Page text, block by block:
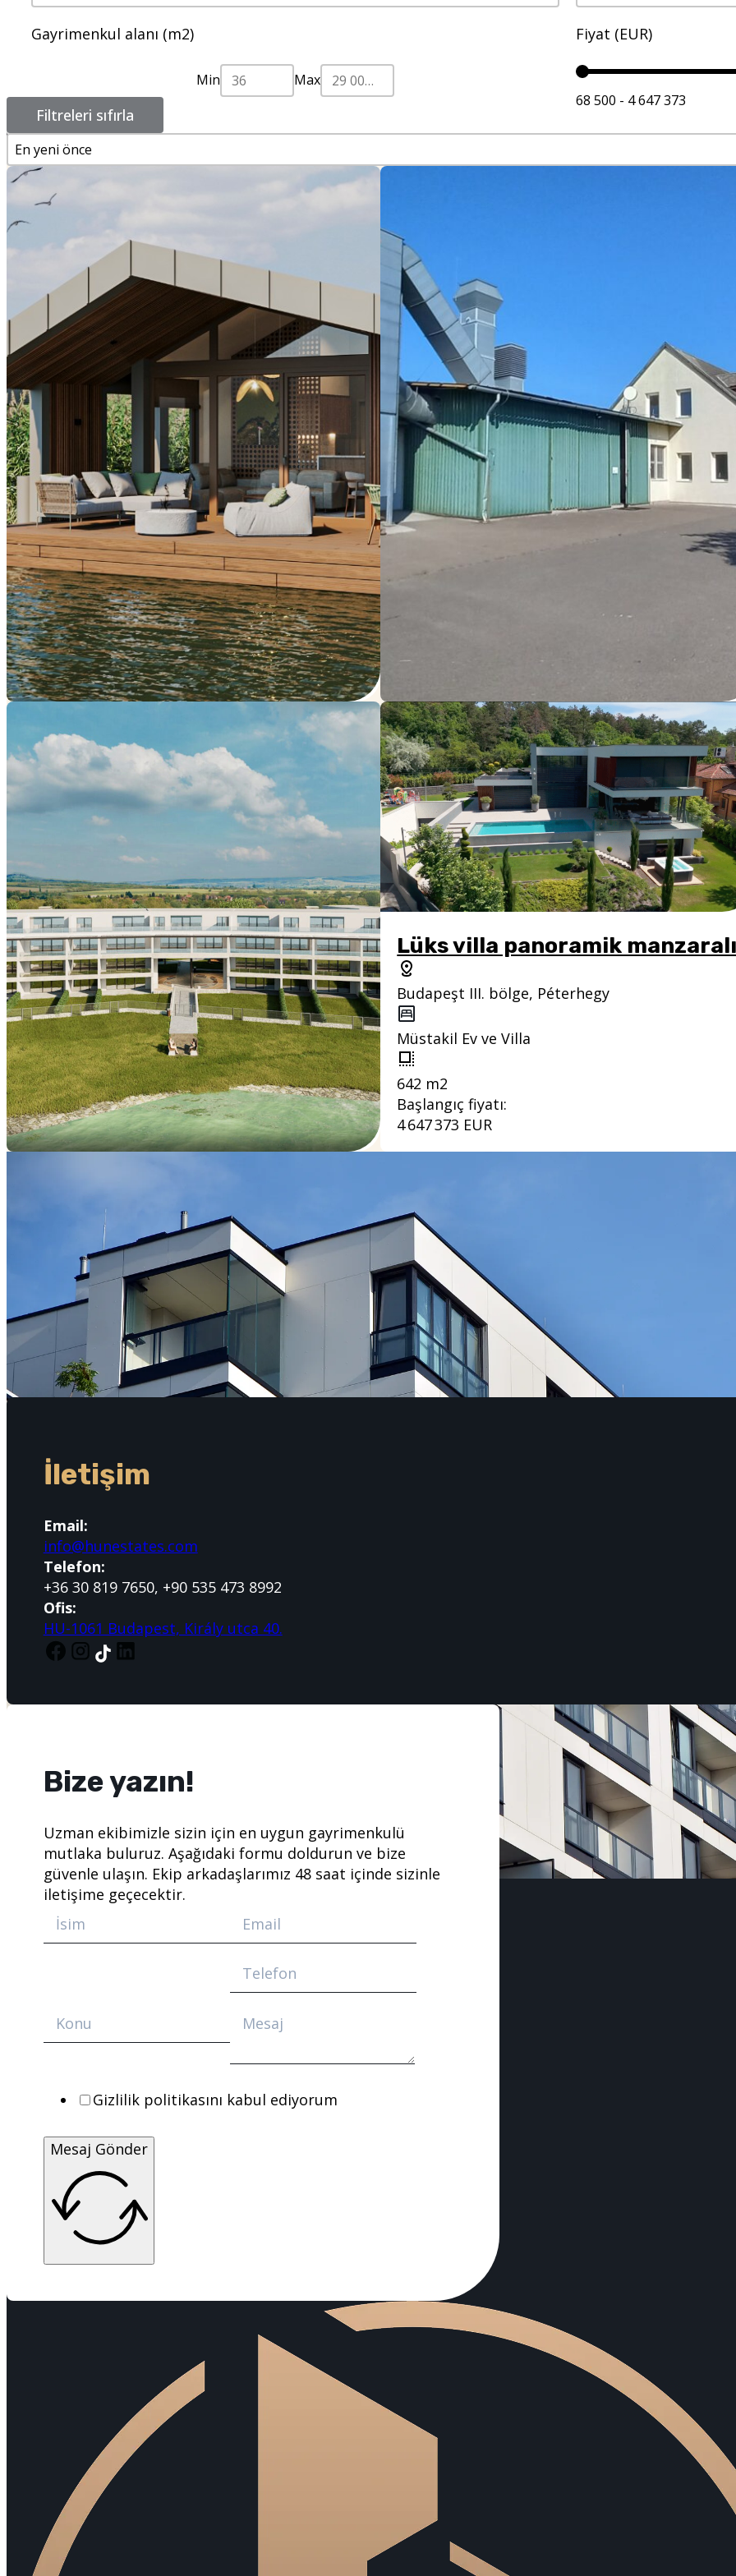
Gayrimenkul alanı (m2)
Min Max
Fiyat (EUR)
68 500 - 4 647 373
Filtreleri sıfırla
En yeni önce
Yeni İnşaat
Yüzme havuzu manzaralı
Abádszalók, Jász-Nagykun-Szolnok ilçesi
76 m2 - 700 m2
Başlangıç fiyatı:
1 142 371 EUR
Endüstriyel gayrimenkul yapısı
Kerecsend, Heves ilçesi
Sanayi mülkü
4 291 m2 - 29 000 m2
Başlangıç fiyatı:
1 215 067 EUR
Yeni İnşaat
85 dairelik apartman
Balatonszemes, Somogy County
Daire, Tatil apartmanı
37 m2 - 95 m2
Başlangıç fiyatı:
68 500 EUR'den itibaren
Lüks villa panoramik
Budapeşt III. bölge, Péterhegy
Müstakil Ev ve Villa
642 m2
Başlangıç fiyatı:
4 647 373 EUR
İletişim
Email:
info@hunestates.com
Telefon:
+36 30 819 7650, +90 535 473 8992
Ofis:
HU-1061 Budapest, Király utca 40.
Bize yazın!
Uzman ekibimizle sizin için en uygun gayrimenkulü
mutlaka buluruz. Aşağıdaki formu doldurun ve bize
güvenle ulaşın. Ekip arkadaşlarımız 48 saat içinde sizinle
iletişime geçecektir.
Gizlilik politikasını kabul ediyorum
Mesaj Gönder